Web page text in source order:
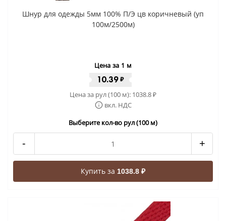
Шнур для одежды 5мм 100% П/Э цв коричневый (уп
100м/2500м)
Цена за 1 м
10.39₽
Цена за рул (100 м): 1038.8₽
вкл. НДС
Выберите кол-во рул (100 м)
- +
Купить за 1038.8 ₽